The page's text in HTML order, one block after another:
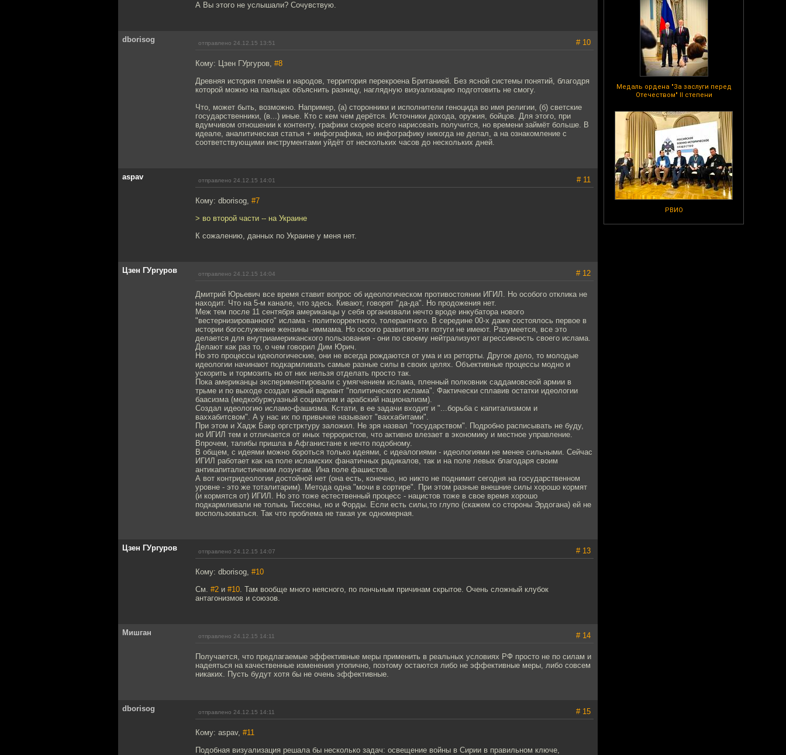
Медаль ордена "За заслуги перед
Отечеством" II степени
РВИО
А Вы этого не услышали? Сочувствую.
dborisog отправлено 24.12.15 13:51 # 10
Кому: Цзен ГУргуров, #8
Древняя история племён и народов, территория перекроена Британией. Без ясной системы понятий, благодря
которой можно на пальцах объяснить разницу, наглядную визуализацию подготовить не смогу.
Что, может быть, возможно. Например, (а) сторонники и исполнители геноцида во имя религии, (б) светские
государственники, (в...) иные. Кто с кем чем дерётся. Источники дохода, оружия, бойцов. Для этого, при
вдумчивом отношении к контенту, графики скорее всего нарисовать получится, но времени займёт больше. В
идеале, аналитическая статья + инфографика, но инфографику никогда не делал, а на ознакомление с
соответствующими инструментами уйдёт от нескольких часов до нескольких дней.
aspav отправлено 24.12.15 14:01 # 11
Кому: dborisog, #7
> во второй части -- на Украине
К сожалению, данных по Украине у меня нет.
Цзен ГУргуров отправлено 24.12.15 14:04 # 12
Дмитрий Юрьевич все время ставит вопрос об идеологическом противостоянии ИГИЛ. Но особого отклика не
находит. Что на 5-м канале, что здесь. Кивают, говорят "да-да". Но продожения нет.
Меж тем после 11 сентября американцы у себя организвали нечто вроде инкубатора нового
"вестернизированного" ислама - политкорректного, толерантного. В середине 00-х даже состоялось первое в
истории богослужение жензины -иммама. Но осоого развития эти потуги не имеют. Разумеется, все это
делается для внутриамериканского пользования - они по своему нейтрализуют агрессивность своего ислама.
Делают как раз то, о чем говорил Дим Юрич.
Но это процессы идеологические, они не всегда рождаются от ума и из реторты. Другое дело, то молодые
идеологии начинают подкармливать самые разные силы в своих целях. Объективные процессы модно и
ускорить и тормозить но от них нельзя отделать просто так.
Пока американцы экспериментировали с умягчением ислама, пленный полковник саддамовсеой армии в
трьме и по выходе создал новый вариант "политического ислама". Фактически сплавив остатки идеологии
баасизма (медкобуржуазный социализм и арабский национализм).
Создал идеологию исламо-фашизма. Кстати, в ее задачи входит и "...борьба с капитализмом и
ваххабитсвом". А у нас их по привычке называют "ваххабитами".
При этом и Хадж Бакр оргстрктуру заложил. Не зря назвал "государством". Подробно расписывать не буду,
но ИГИЛ тем и отличается от иных террористов, что активно влезает в экономику и местное управление.
Впрочем, талибы пришла в Афганистане к нечто подобному.
В общем, с идеями можно бороться только идеями, с идеалогиями - идеологиями не менее сильными. Сейчас
ИГИЛ работает как на поле исламских фанатичных радикалов, так и на поле левых благодаря своим
антикапиталистичеким лозунгам. Ина поле фашистов.
А вот контридеологии достойной нет (она есть, конечно, но никто не поднимит сегодня на государственном
уровне - это же тоталитарим). Метода одна "мочи в сортире". При этом разные внешние силы хорошо кормят
(и кормятся от) ИГИЛ. Но это тоже естественный процесс - нацистов тоже в свое время хорошо
подкармливали не толькь Тиссены, но и Форды. Если есть силы,то глупо (скажем со стороны Эрдогана) ей не
воспользоваться. Так что проблема не такая уж одномерная.
Цзен ГУргуров отправлено 24.12.15 14:07 # 13
Кому: dborisog, #10
См. #2 и #10. Там вообще много неясного, по пончьным причинам скрытое. Очень сложный клубок
антагонизмов и союзов.
Мишган отправлено 24.12.15 14:11 # 14
Получается, что предлагаемые эффективные меры применить в реальных условиях РФ просто не по силам и
надеяться на качественные изменения утопично, поэтому остаются либо не эффективные меры, либо совсем
никаких. Пусть будут хотя бы не очень эффективные.
dborisog отправлено 24.12.15 14:11 # 15
Кому: aspav, #11
Подобная визуализация решала бы несколько задач: освещение войны в Сирии в правильном ключе,